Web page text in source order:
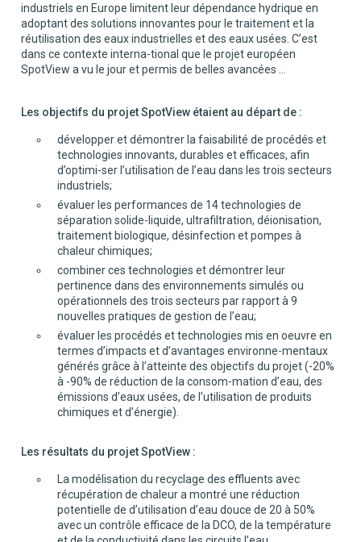
industriels en Europe limitent leur dépendance hydrique en
adoptant des solutions innovantes pour le traitement et la
réutilisation des eaux industrielles et des eaux usées. C’est
dans ce contexte interna-tional que le projet européen
SpotView a vu le jour et permis de belles avancées …
Les objectifs du projet SpotView étaient au départ de :
développer et démontrer la faisabilité de procédés et
technologies innovants, durables et efficaces, afin
d’optimi-ser l’utilisation de l’eau dans les trois secteurs
industriels;
évaluer les performances de 14 technologies de
séparation solide-liquide, ultrafiltration, déionisation,
traitement biologique, désinfection et pompes à
chaleur chimiques;
combiner ces technologies et démontrer leur
pertinence dans des environnements simulés ou
opérationnels des trois secteurs par rapport à 9
nouvelles pratiques de gestion de l’eau;
évaluer les procédés et technologies mis en oeuvre en
termes d’impacts et d’avantages environne-mentaux
générés grâce à l’atteinte des objectifs du projet (-20%
à -90% de réduction de la consom-mation d’eau, des
émissions d’eaux usées, de l’utilisation de produits
chimiques et d’énergie).
Les résultats du projet SpotView :
La modélisation du recyclage des effluents avec
récupération de chaleur a montré une réduction
potentielle de d’utilisation d’eau douce de 20 à 50%
avec un contrôle efficace de la DCO, de la température